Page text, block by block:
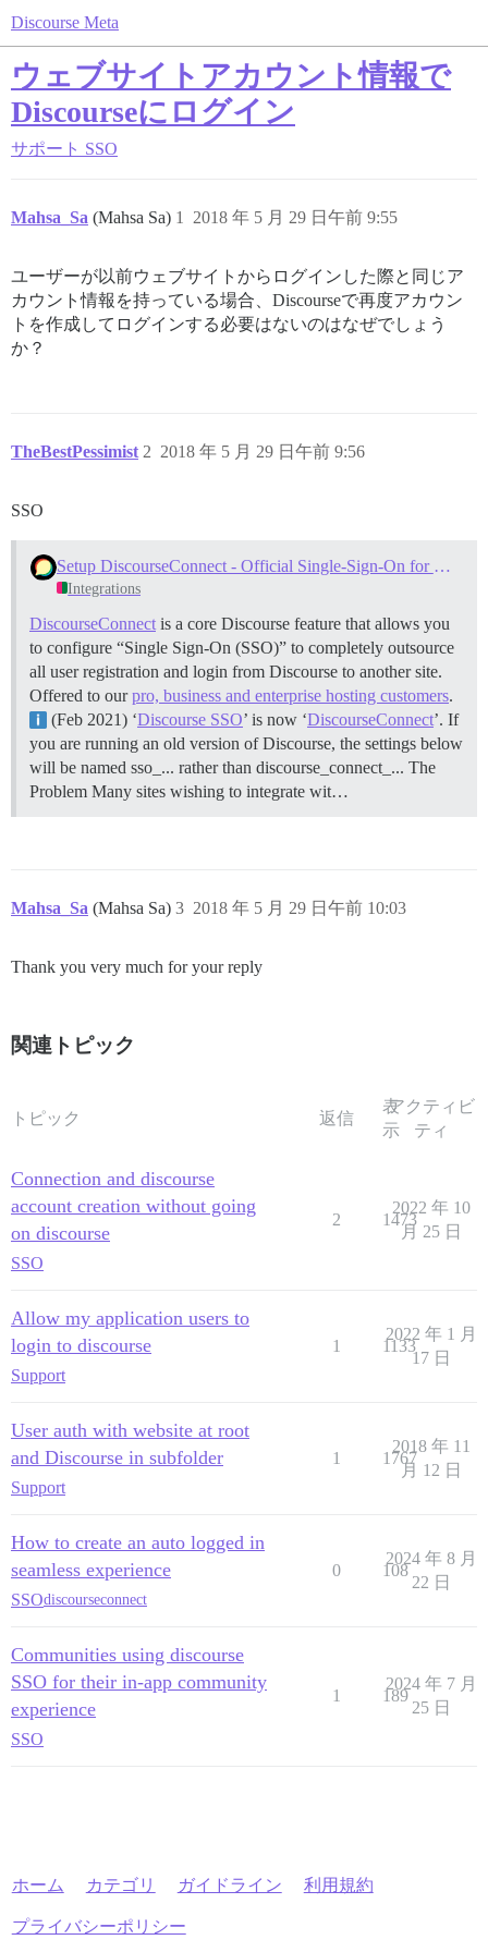
Discourse Meta
ウェブサイトアカウント情報で
Discourseにログイン
サポート SSO
Mahsa_Sa (Mahsa Sa) 2018 年 5 月 29 日午前 9:55
1
ユーザーが以前ウェブサイトからログインした際と同じア
カウント情報を持っている場合、Discourseで再度アカウン
トを作成してログインする必要はないのはなぜでしょう
か？
TheBestPessimist 2018 年 5 月 29 日午前 9:56
2
SSO
Setup DiscourseConnect - Official Single-Sign-On for Discourse (sso)
Integrations
DiscourseConnect is a core Discourse feature that allows you
to configure “Single Sign-On (SSO)” to completely outsource
all user registration and login from Discourse to another site.
Offered to ourpro, business and enterprise hosting customers.
(Feb 2021) ‘Discourse SSO’ is now ‘DiscourseConnect’. If
you are running an old version of Discourse, the settings below
will be named sso_... rather than discourse_connect_... The
Problem Many sites wishing to integrate wit…
Mahsa_Sa (Mahsa Sa) 2018 年 5 月 29 日午前 10:03
3
Thank you very much for your reply
関連トピック
トピック 返信
表
示
アクティビ
ティ
Connection and discourse
account creation without going
on discourse
SSO
2 1473
2022 年 10
月 25 日
Allow my application users to
login to discourse
Support
1 1133
2022 年 1 月
17 日
User auth with website at root
and Discourse in subfolder
Support
1 1767
2018 年 11
月 12 日
How to create an auto logged in
seamless experience
SSOdiscourseconnect
0 108
2024 年 8 月
22 日
Communities using discourse
SSO for their in-app community
experience
SSO
1 189
2024 年 7 月
25 日
ホーム カテゴリ ガイドライン 利用規約
プライバシーポリシー